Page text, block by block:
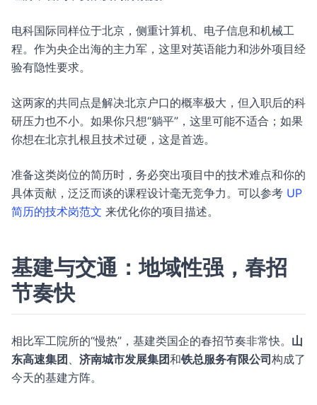
电科国际同样位于北京，侧重计算机、电子信息和机械工
程。作为央企出海的主力军，这里对英语能力和涉外项目经
验有隐性要求。
这两家的共同点是解决北京户口的概率极大，但入职后的科
研压力也不小。如果你只想“躺平”，这里可能不适合；如果
你想在北京扎根且技术过硬，这是首选。
准备这类岗位的简历时，务必突出项目中的技术难点和你的
具体贡献，泛泛而谈的课程设计毫无竞争力。可以参考 UP
简历的技术岗范文 来优化你的项目描述。
基建与交通：地域性强，春招
节奏快
相比军工院所的“慢热”，基建类国企的春招节奏非常快。 山
东高速集团 、 济南城市发展集团和铁总服务有限公司 构成了
今天的基建方阵。